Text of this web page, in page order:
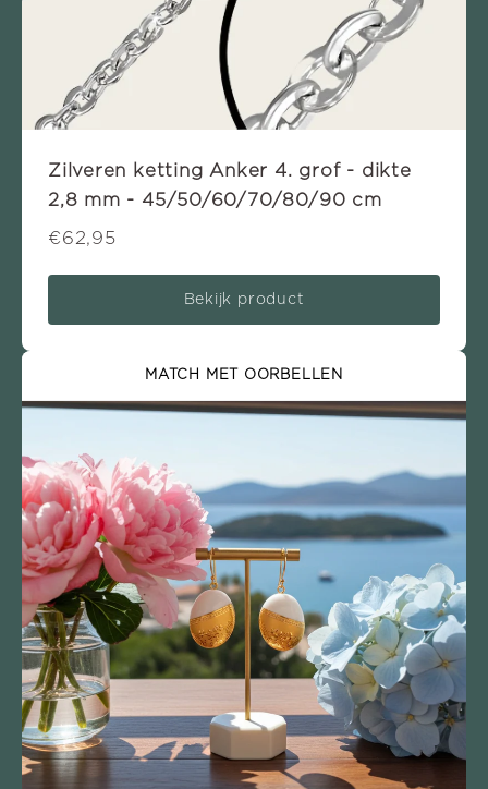
Zilveren ketting Anker 4. grof - dikte
2,8 mm - 45/50/60/70/80/90 cm
€62,95
Bekijk product
MATCH MET OORBELLEN